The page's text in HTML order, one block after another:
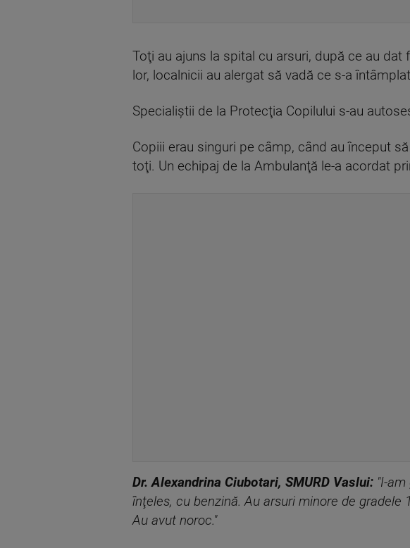
Toţi au ajuns la spital cu arsuri, după ce au
lor, localnicii au alergat să vadă ce s-a
Specialiştii de la Protecţia Copilului s-au
Copiii erau singuri pe câmp, când au început
toţi. Un echipaj de la Ambulanţă le-a acordat
Dr. Alexandrina Ciubotari, SMURD Vaslui: "I-
înţeles, cu benzină. Au arsuri minore de
Au avut noroc."